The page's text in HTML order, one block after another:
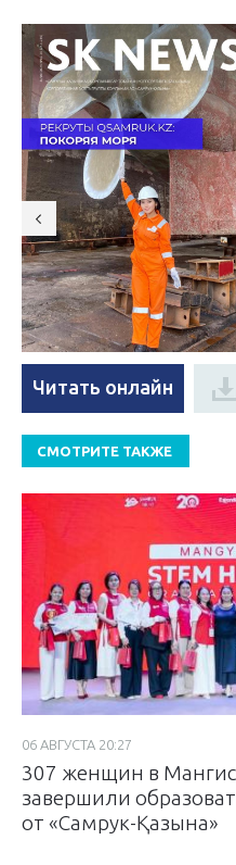
Читать онлайн
СМОТРИТЕ ТАКЖЕ
06 АВГУСТА 20:27
307 женщин в
завершили
от «Самрук-Қазына»